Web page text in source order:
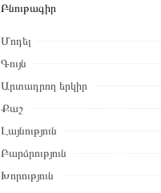
Բնութագիր
Մոդել
Գույն
Արտադրող երկիր
Քաշ
Լայնություն
Բարձրություն
Խորություն